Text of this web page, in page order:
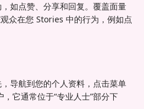
如点赞、分享和回复。覆盖面量
众在您 Stories 中的行为，例如点
导航到您的个人资料，点击菜单
它通常位于“专业人士”部分下